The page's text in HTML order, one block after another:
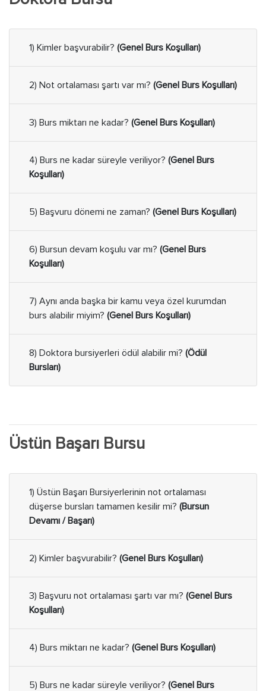
1) Kimler başvurabilir? (Genel Burs Koşulları)
2) Not ortalaması şartı var mı? (Genel Burs Koşulları)
3) Burs miktarı ne kadar? (Genel Burs Koşulları)
4) Burs ne kadar süreyle veriliyor? (Genel Burs
Koşulları)
5) Başvuru dönemi ne zaman? (Genel Burs Koşulları)
6) Bursun devam koşulu var mı? (Genel Burs
Koşulları)
7) Aynı anda başka bir kamu veya özel kurumdan
burs alabilir miyim? (Genel Burs Koşulları)
8) Doktora bursiyerleri ödül alabilir mi? (Ödül
Bursları)
Üstün Başarı Bursu
1) Üstün Başarı Bursiyerlerinin not ortalaması
düşerse bursları tamamen kesilir mi? (Bursun
Devamı / Başarı)
2) Kimler başvurabilir? (Genel Burs Koşulları)
3) Başvuru not ortalaması şartı var mı? (Genel Burs
Koşulları)
4) Burs miktarı ne kadar? (Genel Burs Koşulları)
5) Burs ne kadar süreyle veriliyor? (Genel Burs